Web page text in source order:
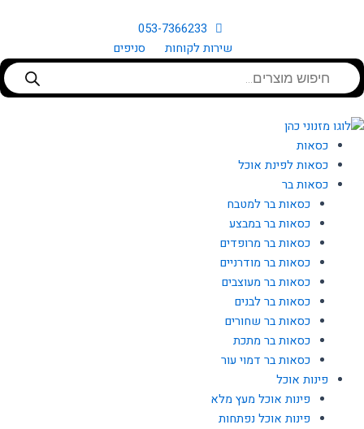
053-7366233
שירות לקוחות
סניפים
Products
search
כסאות
כסאות לפינת אוכל
כסאות בר
כסאות בר למטבח
כסאות בר במבצע
כסאות בר מרופדים
כסאות בר מודרניים
כסאות בר מעוצבים
כסאות בר לבנים
כסאות בר שחורים
כסאות בר מתכת
כסאות בר דמוי עור
פינות אוכל
פינות אוכל מעץ מלא
פינות אוכל נפתחות